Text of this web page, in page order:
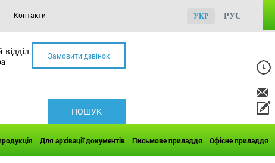
Контакти УКР РУС
Замовити дзвінок
Для архівації документів Письмове приладдя Офісне приладдя